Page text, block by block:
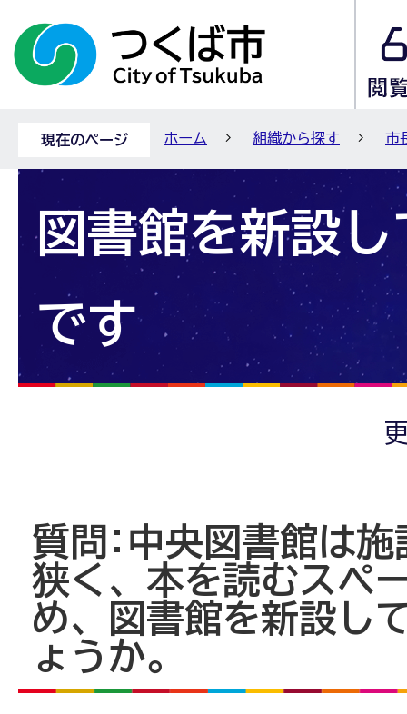
現在のページ ホーム 組織から探す 市
図書館を新設し
です
質問:中央図書館は施
狭く、本を読むスペ
め、図書館を新設し
ょうか。